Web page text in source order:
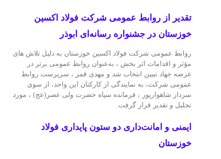
تقدیر از روابط عمومی شرکت فولاد اکسین
خوزستان در جشنواره رسانه‌ای ابوذر
روابط عمومی شرکت فولاد اکسین خوزستان به‌ دلیل تلاش‌ های
مؤثر و اقدامات اثر بخش ، به‌عنوان روابط عمومی برتر در
عرصه جهاد تبیین انتخاب شد و مهدی قمر ، سرپرست روابط
عمومی شرکت، به نمایندگی از کارکنان این واحد، از سوی
سردار شاهوارپور ، فرمانده سپاه حضرت ولی‌ عصر(عج) ، مورد
تجلیل و تقدیر قرار گرفت.
ایمنی و امانت‌داری دو ستون پایداری فولاد
خوزستان